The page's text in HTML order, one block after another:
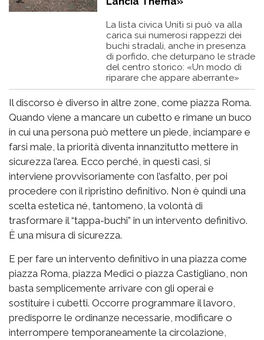
La lista civica Uniti si può va alla
carica sui numerosi rappezzi dei
buchi stradali, anche in presenza
di porfido, che deturpano le strade
del centro storico: «Un modo di
riparare che appare aberrante»
Il discorso è diverso in altre zone, come piazza Roma.
Quando viene a mancare un cubetto e rimane un buco
in cui una persona può mettere un piede, inciampare e
farsi male, la priorità diventa innanzitutto mettere in
sicurezza l’area. Ecco perché, in questi casi, si
interviene provvisoriamente con l’asfalto, per poi
procedere con il ripristino definitivo. Non è quindi una
scelta estetica né, tantomeno, la volontà di
trasformare il “tappa-buchi” in un intervento definitivo.
È una misura di sicurezza.
E per fare un intervento definitivo in una piazza come
piazza Roma, piazza Medici o piazza Castigliano, non
basta semplicemente arrivare con gli operai e
sostituire i cubetti. Occorre programmare il lavoro,
predisporre le ordinanze necessarie, modificare o
interrompere temporaneamente la circolazione,